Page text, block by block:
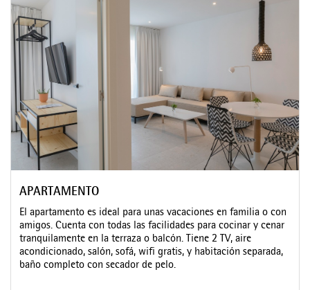
APARTAMENTO
El apartamento es ideal para unas vacaciones en familia o con
amigos. Cuenta con todas las facilidades para cocinar y cenar
tranquilamente en la terraza o balcón. Tiene 2 TV, aire
acondicionado, salón, sofá, wifi gratis, y habitación separada,
baño completo con secador de pelo.